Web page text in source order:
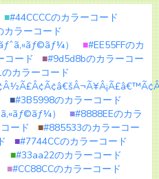
■#44CCCCのカラーコード
カラーコード
）
■#EE55FFのカ
コード ■#9d5d8bのカラーコー
カラーコード
■#3B5998のカラーコード
）
■#8888EEのカラ
ード ■#885533のカラーコー
■#7744CCのカラーコード
■#33aa22のカラーコード
■#CC88CCのカラーコード